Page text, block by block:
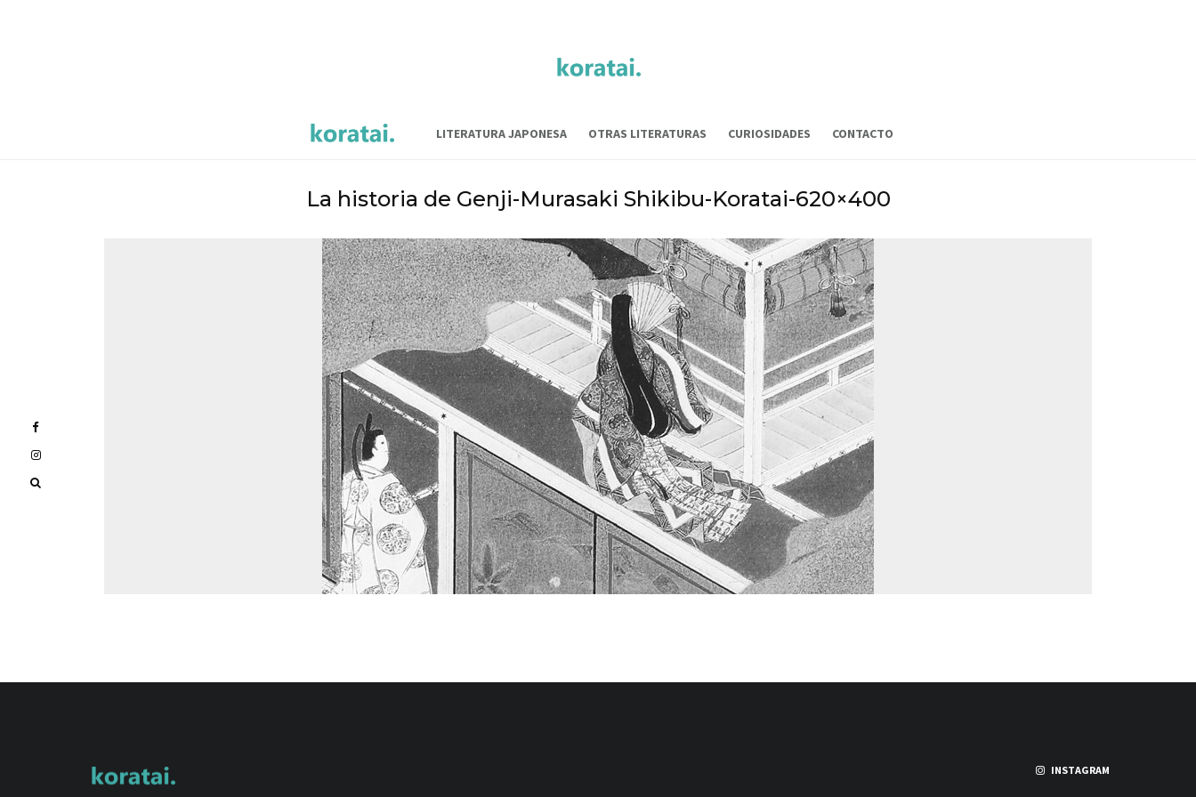
LITERATURA JAPONESA OTRAS LITERATURAS CURIOSIDADES CONTACTO
La historia de Genji-Murasaki Shikibu-Koratai-620×400
INSTAGRAM